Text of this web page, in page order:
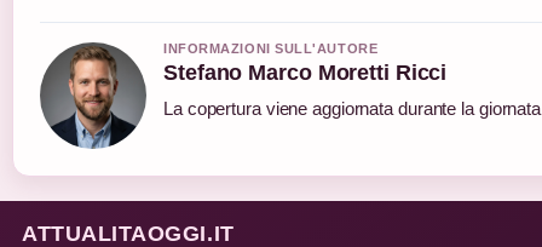
INFORMAZIONI SULL'AUTORE
Stefano Marco Moretti Ricci
La copertura viene aggiornata durante la
ATTUALITAOGGI.IT